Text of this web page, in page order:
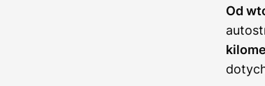
Od